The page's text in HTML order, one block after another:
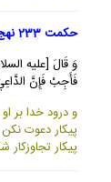
حکمت 233 نهج البلاغه ( پرهیز از آغازگری در مبارزه )
وَ قَالَ [عليه
فَأَجِبْ فَإِنَّ
و درود خدا بر
پيكار دعوت نكن
پيكار